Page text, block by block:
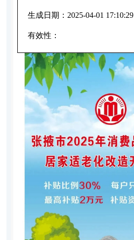
生成日期： 2025-04-01 17:10:29
有效性：